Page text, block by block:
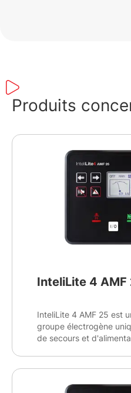
Produits
InteliLite 4 AMF
InteliLite 4 AMF 25 est
groupe électrogène
de secours et
contrôle et de